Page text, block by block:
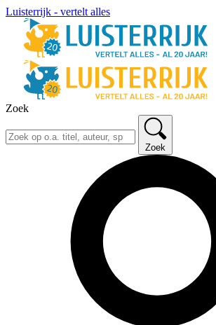
Luisterrijk - vertelt alles
Zoek
Zoek